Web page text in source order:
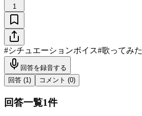
1
#シチュエーションボイス#歌ってみた
回答を録音する
回答 (1 ) コメント (0)
回答一覧1件